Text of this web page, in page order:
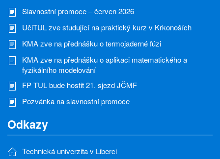
Slavnostní promoce – červen 2026
UčiTUL zve studující na praktický kurz v Krkonoších
KMA zve na přednášku o termojaderné fúzi
KMA zve na přednášku o aplikaci matematického a
fyzikálního modelování
FP TUL bude hostit 21. sjezd JČMF
Pozvánka na slavnostní promoce
Odkazy
Technická univerzita v Liberci